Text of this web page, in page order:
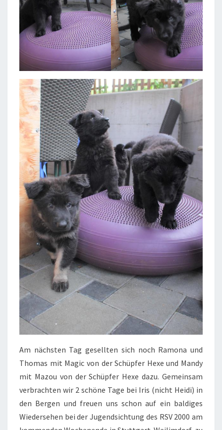
Am nächsten Tag gesellten sich noch Ramona und
Thomas mit Magic von der Schüpfer Hexe und Mandy
mit Mazou von der Schüpfer Hexe dazu. Gemeinsam
verbrachten wir 2 schöne Tage bei Iris (nicht Heidi) in
den Bergen und freuen uns schon auf ein baldiges
Wiedersehen bei der Jugendsichtung des RSV 2000 am